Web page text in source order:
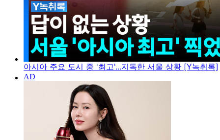
아시아 주요 도시 중 '최고'...지독한 서울 상황 [Y녹취록]